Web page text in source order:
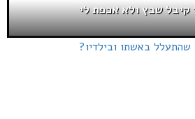
קיבל שבץ ולא אכפת לי